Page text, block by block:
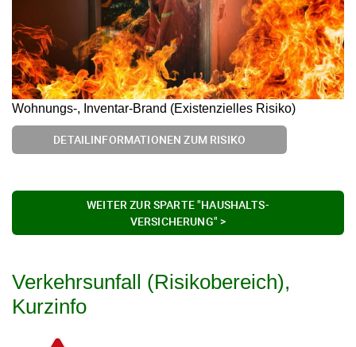
Wohnungs-, Inventar-Brand (Existenzielles Risiko)
DETAILINFORMATIONEN ZUM RISIKO
WEITER ZUR SPARTE "HAUSHALTS-
VERSICHERUNG" >
Verkehrsunfall (Risikobereich),
Kurzinfo